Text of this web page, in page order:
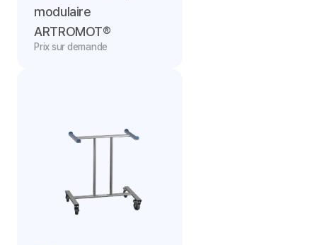
modulaire
ARTROMOT®
Prix sur demande